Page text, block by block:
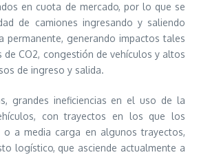
en cuota de mercado, por lo que se
de camiones ingresando y saliendo
permanente, generando impactos tales
de CO2, congestión de vehículos y altos
de ingreso y salida.
grandes ineficiencias en el uso de la
con trayectos en los que los
o a media carga en algunos trayectos,
logístico, que asciende actualmente a